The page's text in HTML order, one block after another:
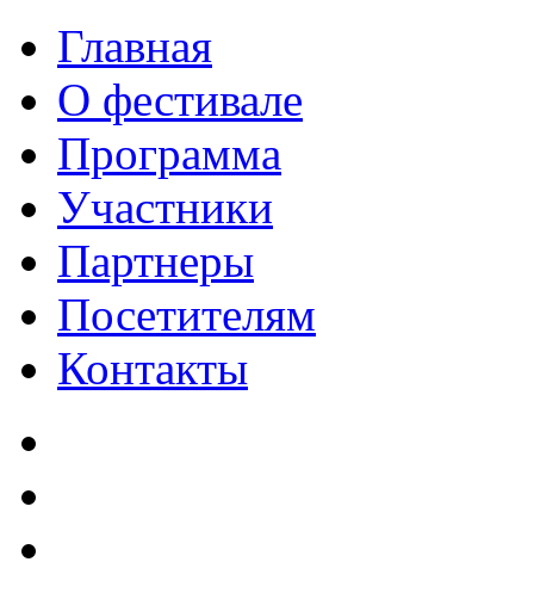
Главная
О фестивале
Программа
Участники
Партнеры
Посетителям
Контакты